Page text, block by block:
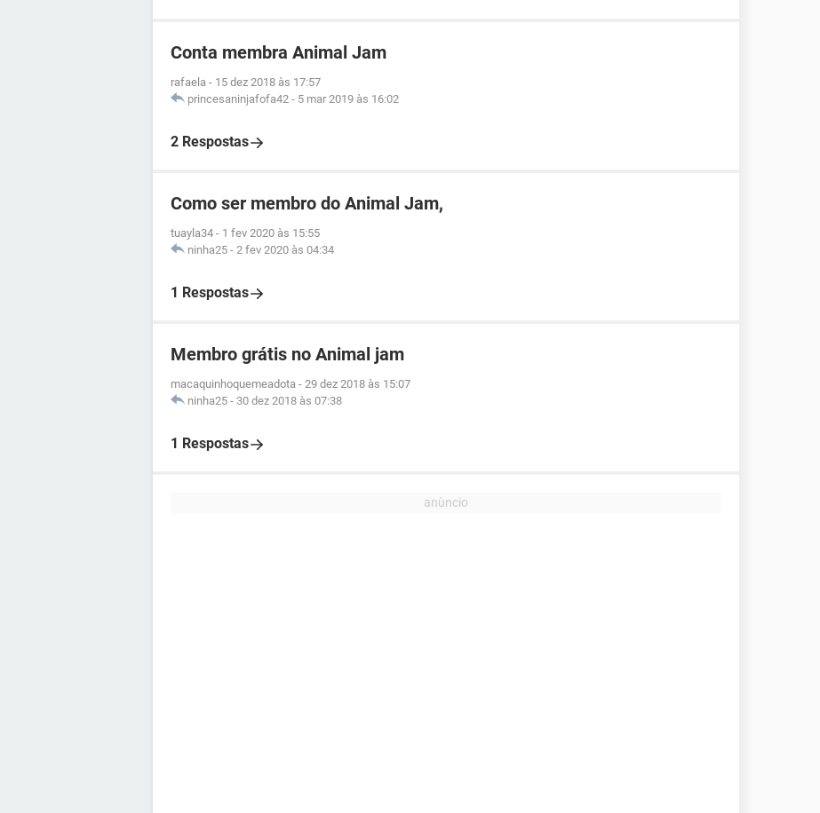
Conta membra Animal Jam
rafaela - 15 dez 2018 às 17:57
princesaninjafofa42 - 5 mar 2019 às 16:02
2 Respostas
Como ser membro do Animal Jam,
tuayla34 - 1 fev 2020 às 15:55
ninha25 - 2 fev 2020 às 04:34
1 Respostas
Membro grátis no Animal jam
macaquinhoquemeadota - 29 dez 2018 às 15:07
ninha25 - 30 dez 2018 às 07:38
1 Respostas